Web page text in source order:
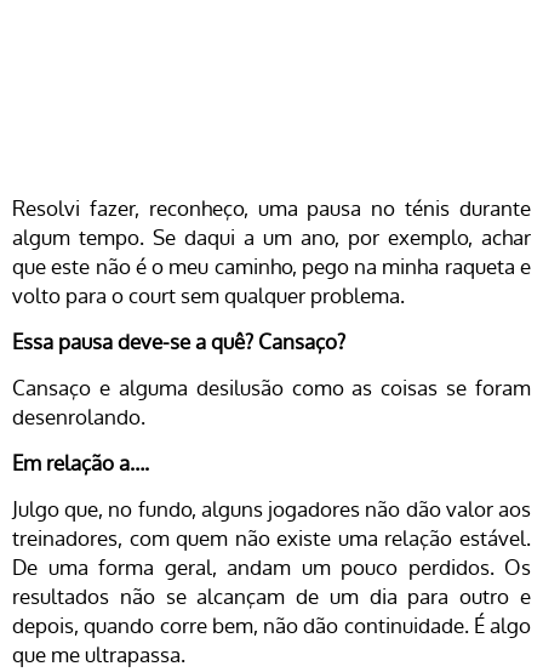
Resolvi fazer, reconheço, uma pausa no ténis durante
algum tempo. Se daqui a um ano, por exemplo, achar
que este não é o meu caminho, pego na minha raqueta e
volto para o court sem qualquer problema.
Essa pausa deve-se a quê? Cansaço?
Cansaço e alguma desilusão como as coisas se foram
desenrolando.
Em relação a….
Julgo que, no fundo, alguns jogadores não dão valor aos
treinadores, com quem não existe uma relação estável.
De uma forma geral, andam um pouco perdidos. Os
resultados não se alcançam de um dia para outro e
depois, quando corre bem, não dão continuidade. É algo
que me ultrapassa.